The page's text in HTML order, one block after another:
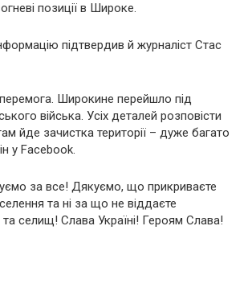
позиції в Широке.
підтвердив й журналіст Стас
перемога. Широкине перейшло під
війська. Усіх деталей розповісти
йде зачистка території – дуже багато
у Facebook.
за все! Дякуємо, що прикриваєте
та ні за що не віддаєте
та селищ! Слава Україні! Героям Слава!